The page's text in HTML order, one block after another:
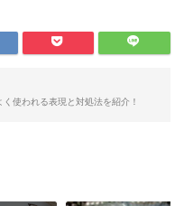
使われる表現と対処法を紹介！